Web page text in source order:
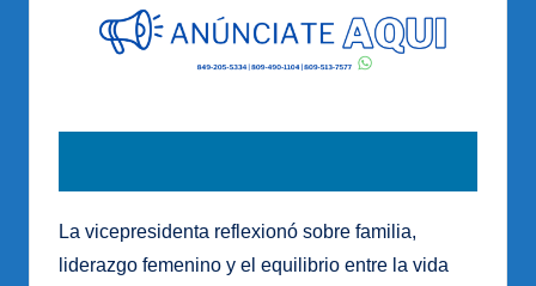
La vicepresidenta reflexionó sobre familia,
liderazgo femenino y el equilibrio entre la vida